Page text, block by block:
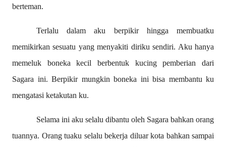
berteman.
Terlalu dalam aku berpikir hingga membuatku
memikirkan sesuatu yang menyakiti diriku sendiri. Aku hanya
memeluk boneka kecil berbentuk kucing pemberian dari
Sagara ini. Berpikir mungkin boneka ini bisa membantu ku
mengatasi ketakutan ku.
Selama ini aku selalu dibantu oleh Sagara bahkan orang
tuannya. Orang tuaku selalu bekerja diluar kota bahkan sampai